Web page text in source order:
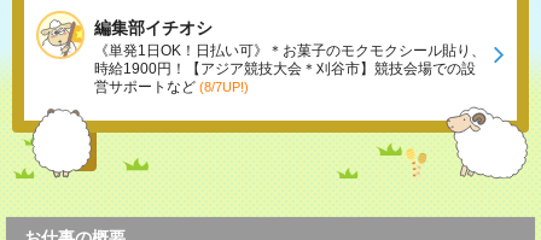
編集部イチオシ
《単発1日OK！日払い可》＊お菓子のモクモクシール貼り、
時給1900円！【アジア競技大会＊刈谷市】競技会場での設
営サポートなど (8/7UP!)